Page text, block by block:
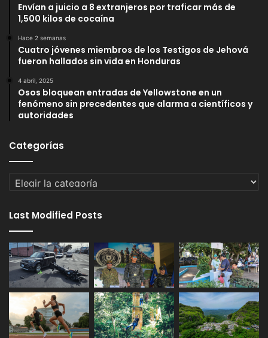
Envían a juicio a 8 extranjeros por traficar más de
1,500 kilos de cocaína
Hace 2 semanas
Cuatro jóvenes miembros de los Testigos de Jehová
fueron hallados sin vida en Honduras
4 abril, 2025
Osos bloquean entradas de Yellowstone en un
fenómeno sin precedentes que alarma a científicos y
autoridades
Categorías
Categorías
Last Modified Posts